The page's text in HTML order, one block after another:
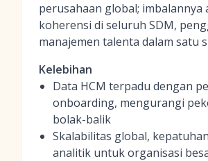
perusahaan global; imbalannya
koherensi di seluruh SDM,
manajemen talenta dalam satu
Kelebihan
Data HCM terpadu dengan
onboarding, mengurangi
bolak-balik
Skalabilitas global,
analitik untuk organisasi